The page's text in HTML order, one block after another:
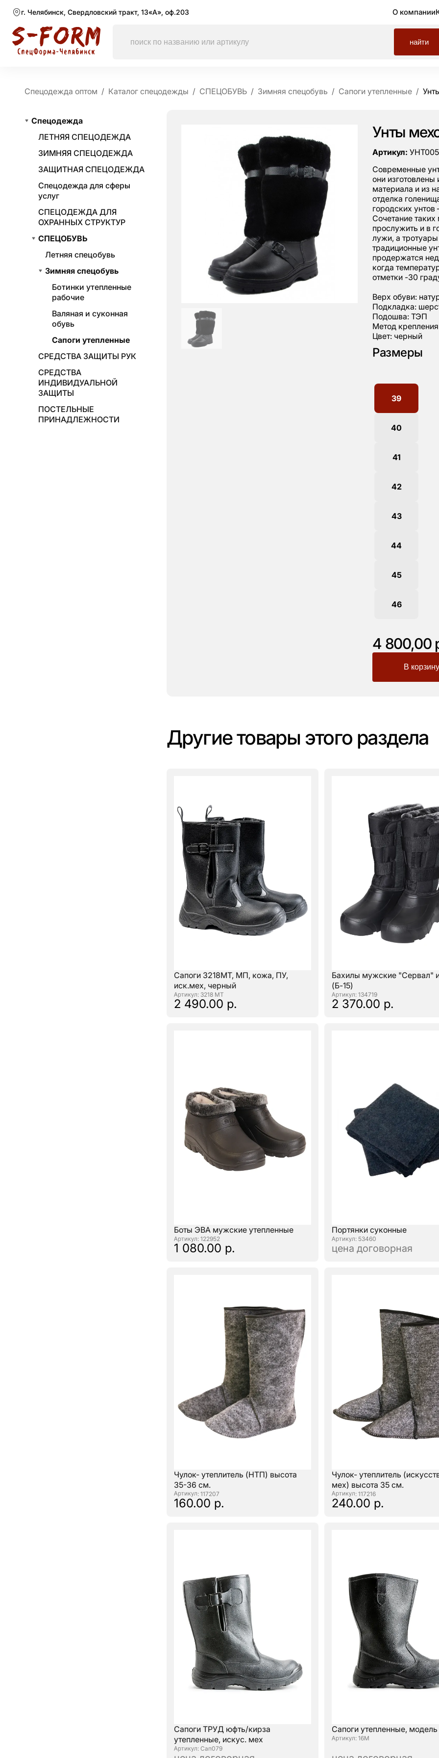
г. Челябинск, Свердловский тракт, 13«А», оф.203 О компании
найти
Спецодежда оптом Каталог спецодежды СПЕЦОБУВЬ Зимняя спецобувь Сапоги утепленные
Спецодежда
ЛЕТНЯЯ СПЕЦОДЕЖДА
ЗИМНЯЯ СПЕЦОДЕЖДА
ЗАЩИТНАЯ СПЕЦОДЕЖДА
Спецодежда для сферы
услуг
СПЕЦОДЕЖДА ДЛЯ
ОХРАННЫХ СТРУКТУР
СПЕЦОБУВЬ
Летняя спецобувь
Зимняя спецобувь
Ботинки утепленные
рабочие
Валяная и суконная
обувь
Сапоги утепленные
СРЕДСТВА ЗАЩИТЫ РУК
СРЕДСТВА
ИНДИВИДУАЛЬНОЙ
ЗАЩИТЫ
ПОСТЕЛЬНЫЕ
ПРИНАДЛЕЖНОСТИ
Унты
Артикул: УНТ005
Современные
они
материала и из
отделка
городских унтов
Сочетание
прослужить и в
лужи, а
традиционные
продержатся
когда
отметки -30
Верх обуви:
Подкладка:
Подошва: ТЭП
Метод
Цвет: черный
Размеры
39
40
41
42
43
44
45
46
4 800,00
Другие товары этого раздела
Сапоги 3218МТ, МП, кожа, ПУ,
иск.мех, черный
: 3218 МТ
2 490.00 р.
Бахилы мужские "Сервал"
(Б-15)
: 134719
2 370.00 р.
Боты ЭВА мужские утепленные
: 122952
1 080.00 р.
Портянки суконные
: 53460
цена договорная
Чулок- утеплитель (НТП) высота
35-36 см.
: 117207
160.00 р.
Чулок- утеплитель
мех) высота 35 см.
: 117216
240.00 р.
Сапоги ТРУД юфть/кирза
утепленные, искус. мех
: Сап079
Сапоги утепленные,
: 16М